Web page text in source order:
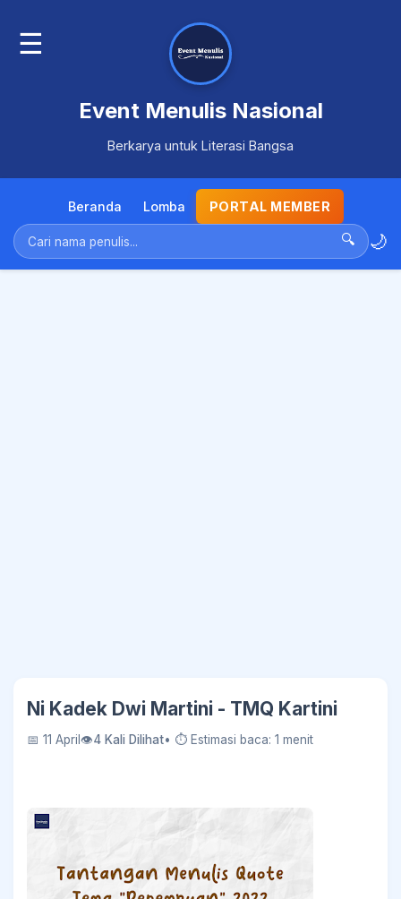
☰
Event Menulis Nasional
Berkarya untuk Literasi Bangsa
Beranda Lomba PORTAL MEMBER
🔍 🌙
Ni Kadek Dwi Martini - TMQ Kartini
📅 11 April 👁4 Kali Dilihat• ⏱ Estimasi baca: 1 menit